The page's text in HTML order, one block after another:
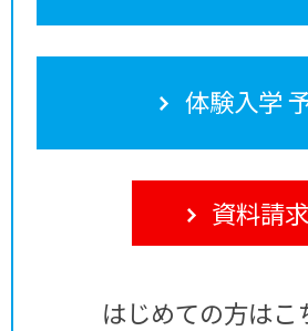
体験入学
資料請求
はじめての方はこ